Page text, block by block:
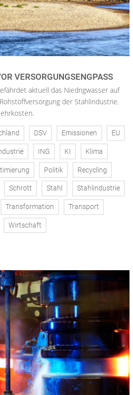
VERSORGUNGSENGPASS
aktuell das Niedrigwasser auf
der Stahlindustrie.
DSV Emissionen EU
ING KI Klima
Politik Recycling
Schrott Stahl Stahlindustrie
Transformation Transport
Wirtschaft